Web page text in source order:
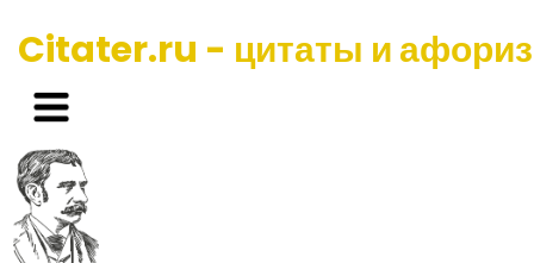
Citater.ru - цитаты и